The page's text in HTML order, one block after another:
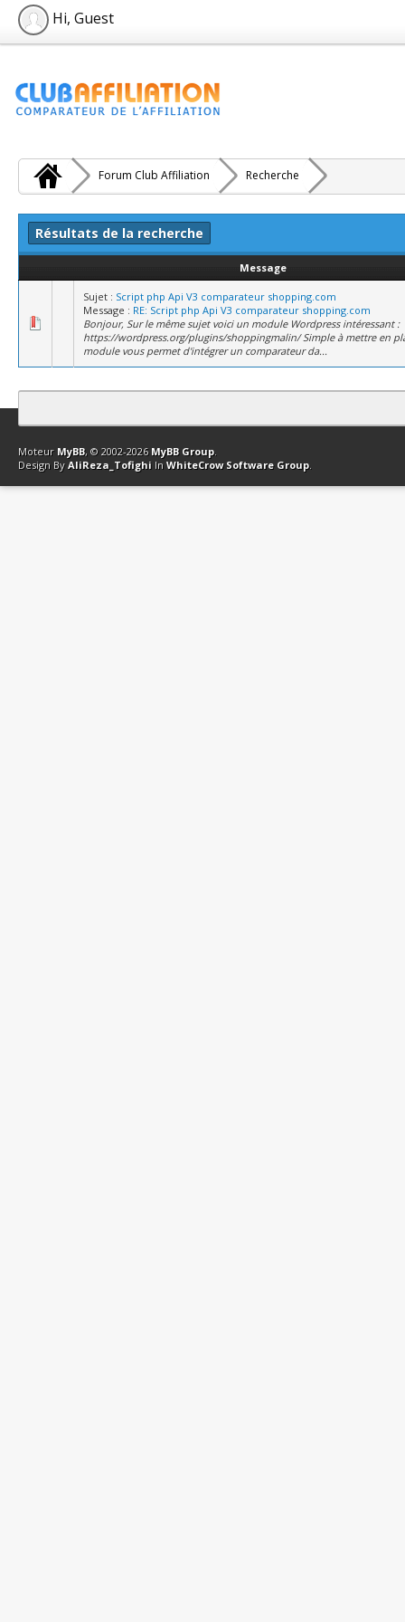
Hi, Guest
Forum Club Affiliation Recherche
Résultats de la recherche
Message
Sujet : Script php Api V3 comparateur shopping.com
Message : RE: Script php Api V3 comparateur shopping.com
Bonjour, Sur le même sujet voici un module Wordpress intéressant :
https://wordpress.org/plugins/shoppingmalin/ Simple à mettre en
module vous permet d'intégrer un comparateur da...
Contact Club Affiliation Retourner en haut Version bas-débit
Moteur MyBB, © 2002-2026 MyBB Group.
Design By AliReza_Tofighi In WhiteCrow Software Group.